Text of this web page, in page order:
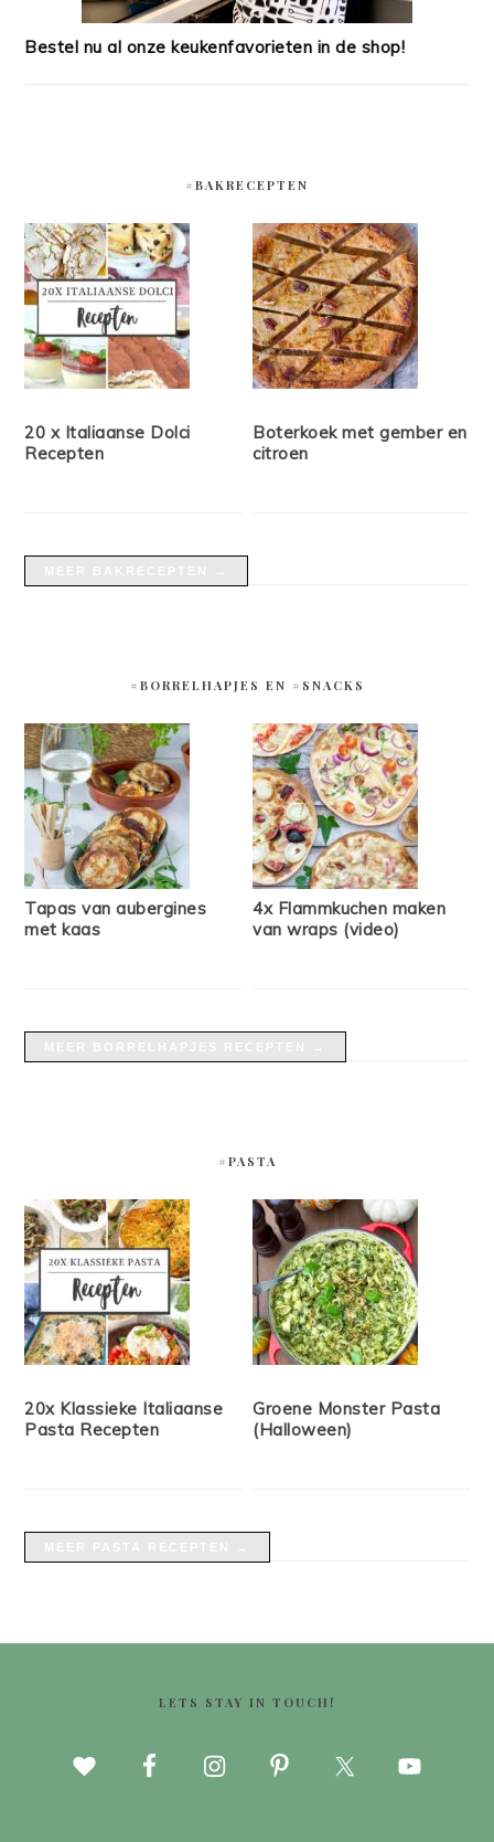
Bestel nu al onze keukenfavorieten in de shop!
#BAKRECEPTEN
20 x Italiaanse Dolci
Recepten
Boterkoek met gember en
citroen
#BORRELHAPJES EN #SNACKS
Tapas van aubergines
met kaas
4x Flammkuchen maken
van wraps (video)
#PASTA
20x Klassieke Italiaanse
Pasta Recepten
Groene Monster Pasta
(Halloween)
LETS STAY IN TOUCH!